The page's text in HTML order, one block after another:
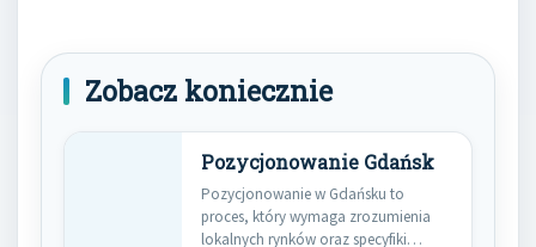
Zobacz koniecznie
Pozycjonowanie Gdańsk
Pozycjonowanie w Gdańsku to
proces, który wymaga zrozumienia
lokalnych rynków oraz specyfiki